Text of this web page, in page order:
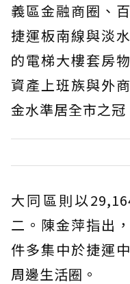
義區金融商圈、
捷運板南線與淡
的電梯大樓套房
資產上班族與外
金水準居全市之冠
大同區則以
二。陳金萍指出
件多集中於捷運
周邊生活圈。